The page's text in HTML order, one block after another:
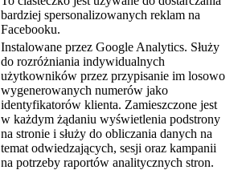
bardziej spersonalizowanych reklam na
Facebooku.
Instalowane przez Google Analytics. Służy
do rozróżniania indywidualnych
użytkowników przez przypisanie im losowo
wygenerowanych numerów jako
identyfikatorów klienta. Zamieszczone jest
w każdym żądaniu wyświetlenia podstrony
na stronie i służy do obliczania danych na
temat odwiedzających, sesji oraz kampanii
na potrzeby raportów analitycznych stron.